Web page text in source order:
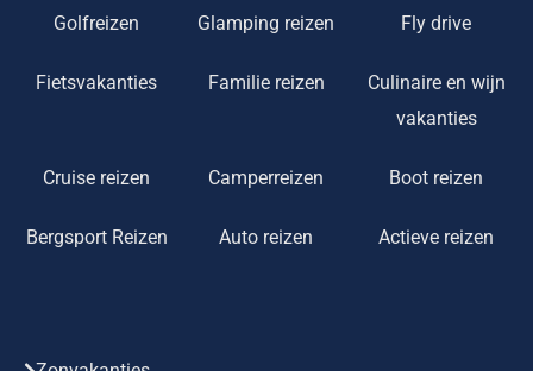
Golfreizen Glamping reizen Fly drive
Fietsvakanties Familie reizen
Culinaire en wijn
vakanties
Cruise reizen Camperreizen Boot reizen
Bergsport Reizen Auto reizen Actieve reizen